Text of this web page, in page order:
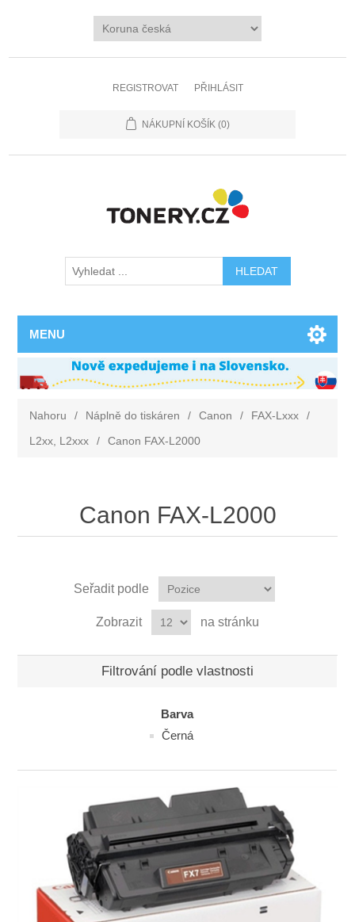
REGISTROVAT PŘIHLÁSIT
NÁKUPNÍ KOŠÍK (0)
MENU
Nahoru / Náplně do tiskáren / Canon / FAX-Lxxx
/
L2xx, L2xxx
/ Canon FAX-L2000
Canon FAX-L2000
Seřadit podle
Zobrazit na stránku
Filtrování podle vlastnosti
Barva
Černá